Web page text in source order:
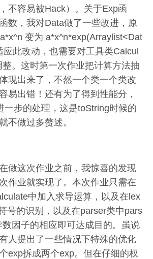
不容易被Hack）。关于Exp函
数，我对Data做了一些改进，原
变为 a*x^n*exp(Arraylist<Dat
应此改动，也需要对工具类Calcul
。这时第一次作业把计算方法抽
现出来了，不然一个类一个类改
易出错！还有为了得到性能分，
一步的处理，这是toString时候的
不做过多赘述。
做这次作业之前，我惊喜的发现
作业就实现了。本次作业只需在
中加入求导运算，以及在lex
号的识别，以及在parser类中pars
因子的相应即可达成目的。虽说
人提出了一些情况下特殊的优化
exp拆成两个exp。但在仔细的权